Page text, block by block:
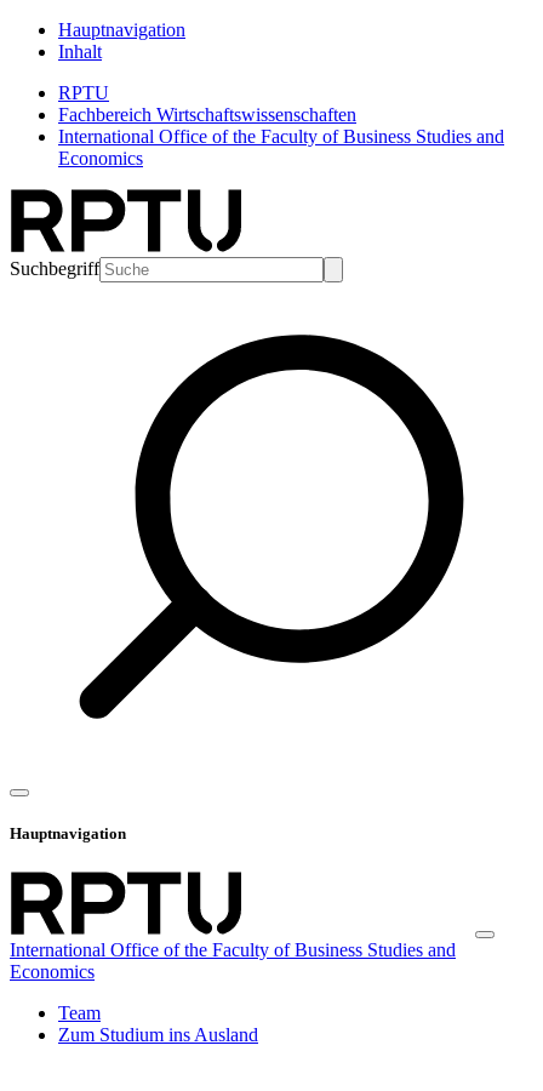
Hauptnavigation
Inhalt
RPTU
Fachbereich Wirtschaftswissenschaften
International Office of the Faculty of Business Studies and
Economics
Suchbegriff
Hauptnavigation
International Office of the Faculty of Business Studies and
Economics
Team
Zum Studium ins Ausland